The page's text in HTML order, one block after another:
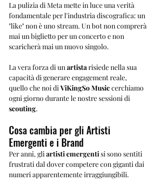
La pulizia di Meta mette in luce una verità
fondamentale per l'industria discografica: un
"like" non è uno stream. Un bot non comprerà
mai un biglietto per un concerto e non
scaricherà mai un nuovo singolo.
La vera forza di un artista risiede nella sua
capacità di generare engagement reale,
quello che noi di ViKingSo Music cerchiamo
ogni giorno durante le nostre sessioni di
scouting.
Cosa cambia per gli Artisti
Emergenti e i Brand
Per anni, gli artisti emergenti si sono sentiti
frustrati dal dover competere con giganti dai
numeri apparentemente irraggiungibili.